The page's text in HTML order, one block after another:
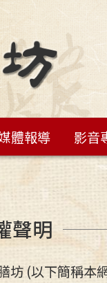
體報導 影音
聲明
坊 (以下簡稱本